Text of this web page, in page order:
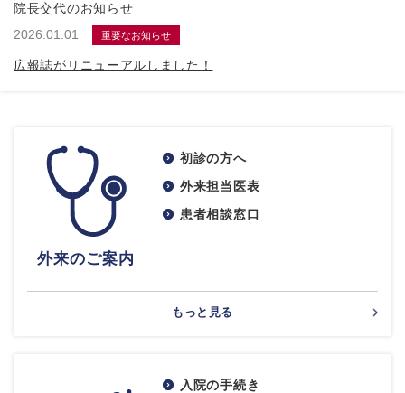
院長交代のお知らせ
2026.01.01
重要なお知らせ
広報誌がリニューアルしました！
外来のご案内
初診の方へ
外来担当医表
患者相談窓口
もっと見る
入院の手続き